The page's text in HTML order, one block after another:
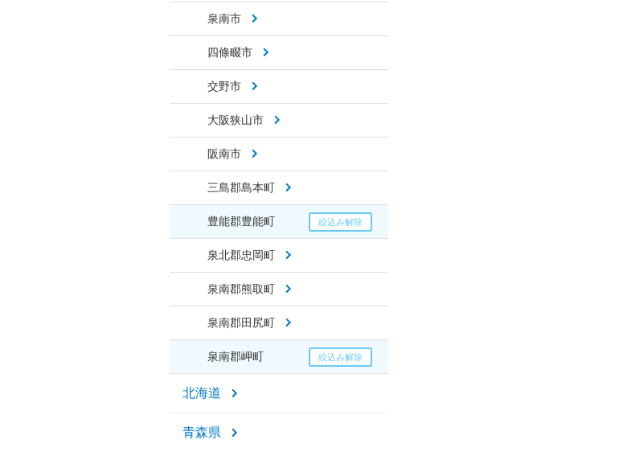
泉南市
四條畷市
交野市
大阪狭山市
阪南市
三島郡島本町
豊能郡豊能町
泉北郡忠岡町
泉南郡熊取町
泉南郡田尻町
泉南郡岬町
北海道
青森県